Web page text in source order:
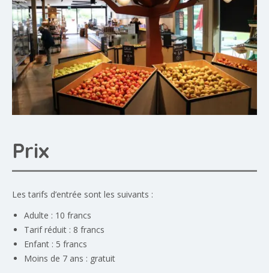
Prix
Les tarifs d’entrée sont les suivants :
Adulte : 10 francs
Tarif réduit : 8 francs
Enfant : 5 francs
Moins de 7 ans : gratuit